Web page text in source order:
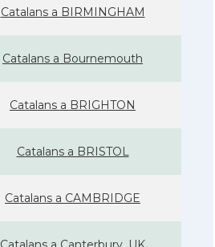
Catalans a BIRMINGHAM
Catalans a Bournemouth
Catalans a BRIGHTON
Catalans a BRISTOL
Catalans a CAMBRIDGE